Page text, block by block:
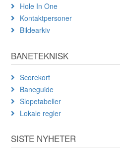
Hole In One
Kontaktpersoner
Bildearkiv
BANETEKNISK
Scorekort
Baneguide
Slopetabeller
Lokale regler
SISTE NYHETER